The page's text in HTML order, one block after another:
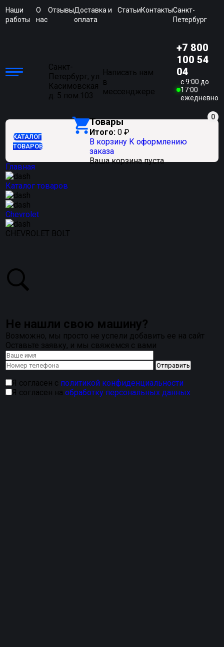
Наши
работы
О
нас
ОтзывыДоставка и
оплата
СтатьиКонтактыСанкт-
Петербург
Санкт-
Петербург, ул.
Касимовская
д. 5 пом.103
Написать нам
в
мессенджере
+7 800
100 54
04
c 9:00 до
17:00
ежедневно
КАТАЛОГ
ТОВАРОВ
0
Товары
Итого: 0 ₽
В корзину К оформлению
заказа
Ваша корзина пуста
Главная
Каталог товаров
Chevrolet
CHEVROLET BOLT
Не нашли свою машину?
Возможно, мы просто не успели добавить ее на сайт
Оставьте заявку, и мы свяжемся с вами
Я согласен с политикой конфиденциальности
Я согласен наобработку персональных данных